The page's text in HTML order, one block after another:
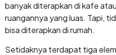
banyak diterapkan di kafe
ruangannya yang luas. Tapi,
bisa diterapkan di rumah.
Setidaknya terdapat tiga